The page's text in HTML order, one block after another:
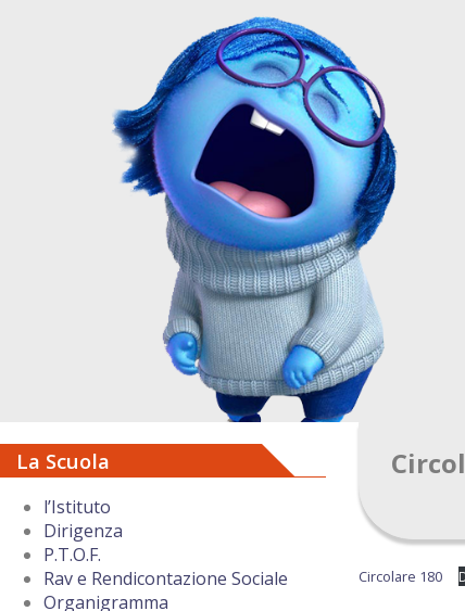
La Scuola
l’Istituto
Dirigenza
P.T.O.F.
Rav e Rendicontazione Sociale
Organigramma
Circolare 180